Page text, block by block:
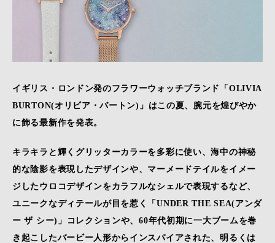
イギリス・ロンドン発のフラワーウォッチブランド「OLIVIA
BURTON(オリビア・バートン)」はこの夏、腕元を煌びやか
に飾る最新作を発表。
キラキラと輝くグリッターカラーを多彩に使い、海中の神秘
的な陰影を表現したデザインや、マーメードテイルをイメー
ジしたウロコデザインをカラフルなシェルで表現するなど、
ユニークなディテールが目を惹く「UNDER THE SEA(アンダ
ー ザ シー)」コレクションや、60年代初期に一大ブームを巻
き起こしたバービー人形からインスパイアされた、明るくは